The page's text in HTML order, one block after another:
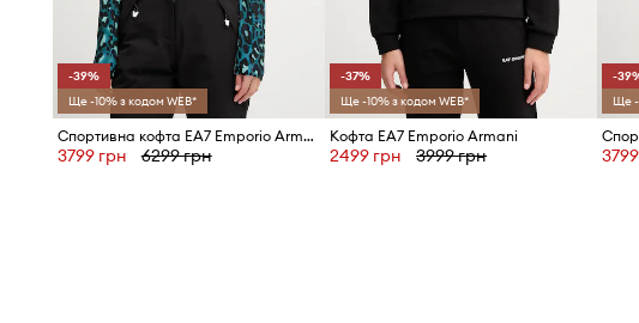
-39%
Ще -10% з кодом WEB*
Спортивна кофта EA7 Emporio Armani
3799 грн 6299 грн
-37%
Ще -10% з кодом WEB*
Кофта EA7 Emporio Armani
2499 грн 3999 грн
-
Ще -